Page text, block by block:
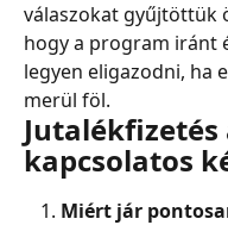
válaszokat gyűjtöttük
hogy a program iránt
legyen eligazodni, ha
merül föl.
kapcsolatos
Miért jár